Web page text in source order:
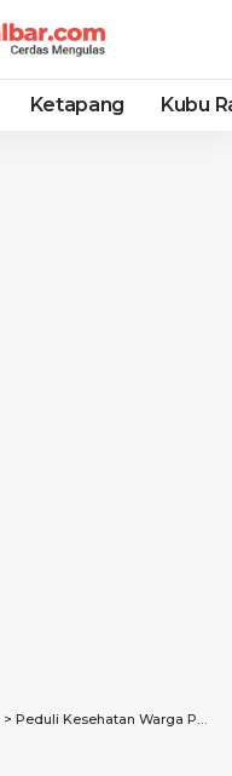
Ketapang Kubu
> Peduli Kesehatan Warga Polsek Belitang Bagikan Masker